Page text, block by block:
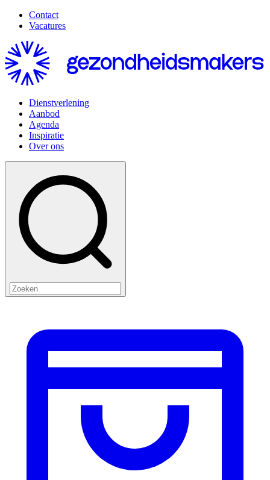
Contact
Vacatures
Dienstverlening
Aanbod
Agenda
Inspiratie
Over ons